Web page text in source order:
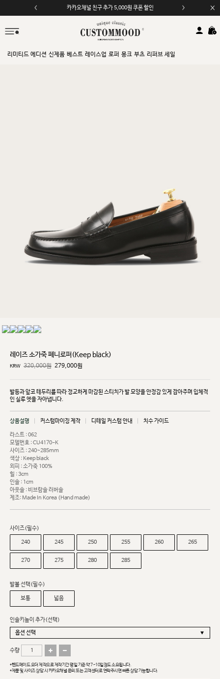
카카오채널 친구 추가 5,000원 쿠폰 할인
모바일 앱 자동 2,000원 할인
리미티드 에디션 신제품 베스트 레이스업 로퍼 몽크 부츠 리퍼브 세일
레이즈 소가죽 페니로퍼(Keep black)
KRW 320,000원 279,000원
발등과 앞코 테두리를 따라 정교하게 마감된 스티치가 발 모양을 안정감 있게 잡아주며 입체적
인 실루엣을 자아냅니다.
상품설명 커스텀마이징 제작 디테일 커스텀 안내 치수 가이드
라스트 : 062
모델번호 : CU4170-K
사이즈 : 240~285mm
색상 : Keep black
외피 : 소가죽 100%
힐 : 3cm
인솔 : 1cm
아웃솔 : 비브람솔 러버솔
제조: Made In Korea (Hand made)
사이즈(필수)
240 245 250 255 260 265
270 275 280 285
발볼 선택(필수)
보통 넓음
인솔키높이 추가(선택)
수량
*핸드메이드 오더 제작으로 제작기간 평일 기준 약 7~10일정도 소요됩니다.
*제품 및 사이즈 상담 시 카카오채널 문의 또는 고객센터로 연락주시면 빠른 상담 가능합니다.